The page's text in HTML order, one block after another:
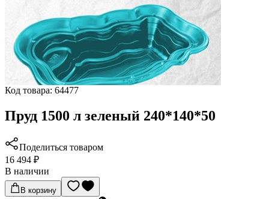
Код товара: 64477
Пруд 1500 л зеленый 240*140*50
Поделиться товаром
16 494 ₽
В наличии
В корзину